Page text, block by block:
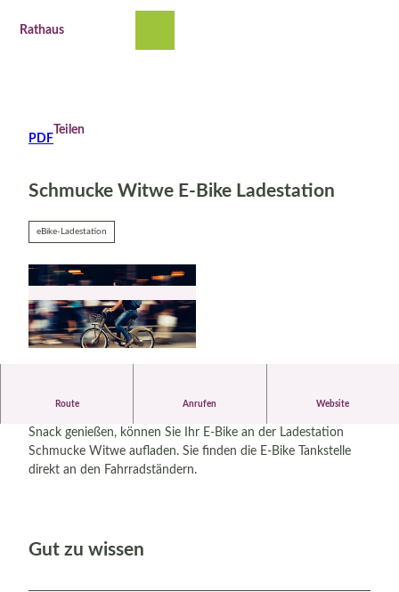
Rathaus
PDF
Teilen
Schmucke Witwe E-Bike Ladestation
eBike-Ladestation
Route Anrufen Website
Snack genießen, können Sie Ihr E-Bike an der Ladestation
Schmucke Witwe aufladen. Sie finden die E-Bike Tankstelle
direkt an den Fahrradständern.
Gut zu wissen